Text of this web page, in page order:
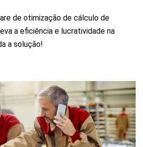
de otimização de cálculo de
a eficiência e lucratividade na
a solução!